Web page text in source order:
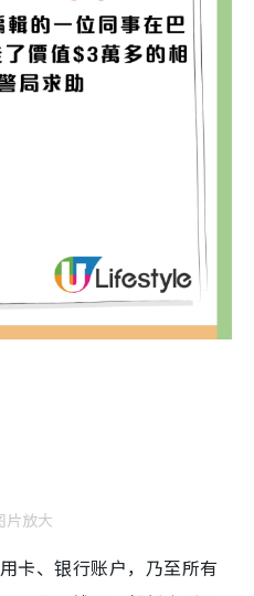
片放大
卡、银行账户，乃至所有